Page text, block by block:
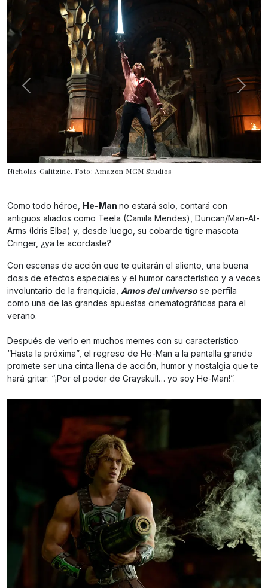
Nicholas Galitzine. Foto: Amazon MGM Studios
Como todo héroe, He-Man no estará solo, contará con
antiguos aliados como Teela (Camila Mendes), Duncan/Man-At-
Arms (Idris Elba) y, desde luego, su cobarde tigre mascota
Cringer, ¿ya te acordaste?
Con escenas de acción que te quitarán el aliento, una buena
dosis de efectos especiales y el humor característico y a veces
involuntario de la franquicia, Amos del universo se perfila
como una de las grandes apuestas cinematográficas para el
verano.
Después de verlo en muchos memes con su característico
“Hasta la próxima”, el regreso de He-Man a la pantalla grande
promete ser una cinta llena de acción, humor y nostalgia que te
hará gritar: “¡Por el poder de Grayskull… yo soy He-Man!”.